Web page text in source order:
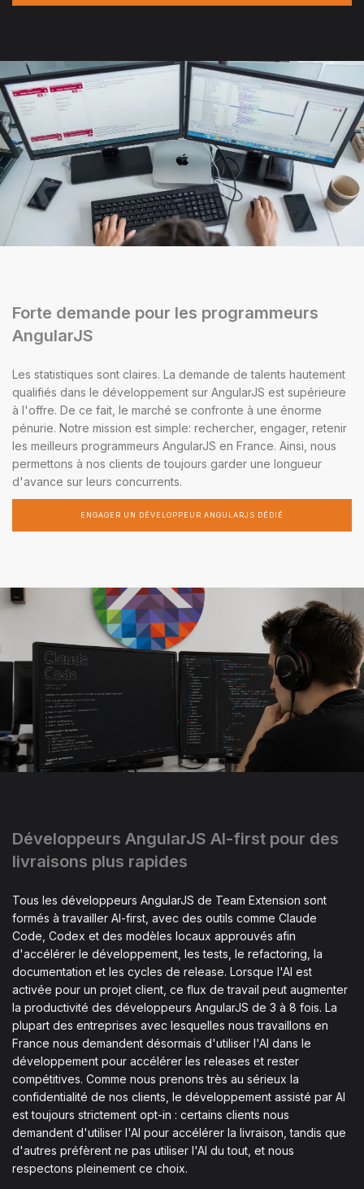
Forte demande pour les programmeurs
AngularJS
Les statistiques sont claires. La demande de talents hautement
qualifiés dans le développement sur AngularJS est supérieure
à l'offre. De ce fait, le marché se confronte à une énorme
pénurie. Notre mission est simple: rechercher, engager, retenir
les meilleurs programmeurs AngularJS en France. Ainsi, nous
permettons à nos clients de toujours garder une longueur
d'avance sur leurs concurrents.
ENGAGER UN DÉVELOPPEUR ANGULARJS DÉDIÉ
Développeurs AngularJS AI-first pour des
livraisons plus rapides
Tous les développeurs AngularJS de Team Extension sont
formés à travailler AI-first, avec des outils comme Claude
Code, Codex et des modèles locaux approuvés afin
d'accélérer le développement, les tests, le refactoring, la
documentation et les cycles de release. Lorsque l'AI est
activée pour un projet client, ce flux de travail peut augmenter
la productivité des développeurs AngularJS de 3 à 8 fois. La
plupart des entreprises avec lesquelles nous travaillons en
France nous demandent désormais d'utiliser l'AI dans le
développement pour accélérer les releases et rester
compétitives. Comme nous prenons très au sérieux la
confidentialité de nos clients, le développement assisté par AI
est toujours strictement opt-in : certains clients nous
demandent d'utiliser l'AI pour accélérer la livraison, tandis que
d'autres préfèrent ne pas utiliser l'AI du tout, et nous
respectons pleinement ce choix.